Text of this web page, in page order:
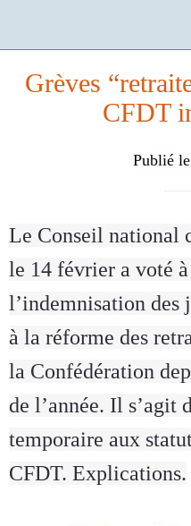
Grèves
CFDT
Publié
Le Conseil national
le 14 février a voté
l’indemnisation des
à la réforme des
la Confédération
de l’année. Il s’agit
temporaire aux
CFDT. Explications.